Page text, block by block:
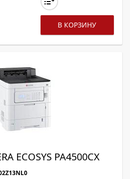
В КОРЗИНУ
ECOSYS PA4500CX